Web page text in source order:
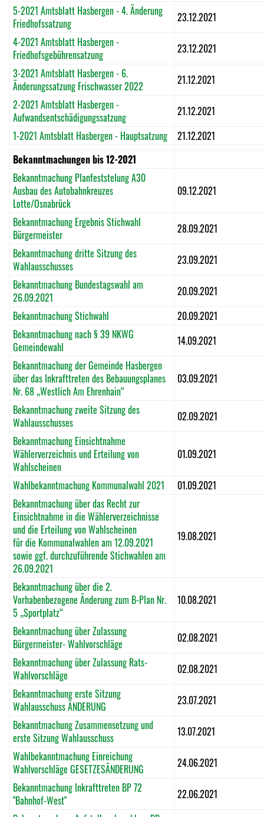
5-2021 Amtsblatt Hasbergen - 4. Änderung
Friedhofssatzung
23.12.2021
4-2021 Amtsblatt Hasbergen -
Friedhofsgebührensatzung
23.12.2021
3-2021 Amtsblatt Hasbergen - 6.
Änderungssatzung Frischwasser 2022
21.12.2021
2-2021 Amtsblatt Hasbergen -
Aufwandsentschädigungssatzung
21.12.2021
1-2021 Amtsblatt Hasbergen - Hauptsatzung
21.12.2021
Bekanntmachungen bis 12-2021
Bekanntmachung Planfeststelung A30
Ausbau des Autobahnkreuzes
Lotte/Osnabrück
09.12.2021
Bekanntmachung Ergebnis Stichwahl
Bürgermeister
28.09.2021
Bekanntmachung dritte Sitzung des
Wahlausschusses
23.09.2021
Bekanntmachung Bundestagswahl am
26.09.2021
20.09.2021
Bekanntmachung Stichwahl
20.09.2021
Bekanntmachung nach § 39 NKWG
Gemeindewahl
14.09.2021
Bekanntmachung der Gemeinde Hasbergen
über das Inkrafttreten des Bebauungsplanes
Nr. 68 „Westlich Am Ehrenhain“
03.09.2021
Bekanntmachung zweite Sitzung des
Wahlausschusses
02.09.2021
Bekanntmachung Einsichtnahme
Wählerverzeichnis und Erteilung von
Wahlscheinen
01.09.2021
Wahlbekanntmachung Kommunalwahl 2021
01.09.2021
Bekanntmachung über das Recht zur
Einsichtnahme in die Wählerverzeichnisse
und die Erteilung von Wahlscheinen
für die Kommunalwahlen am 12.09.2021
sowie ggf. durchzuführende Stichwahlen am
26.09.2021
19.08.2021
Bekanntmachung über die 2.
Vorhabenbezogene Änderung zum B-Plan Nr.
5 „Sportplatz“
10.08.2021
Bekanntmachung über Zulassung
Bürgermeister- Wahlvorschläge
02.08.2021
Bekanntmachung über Zulassung Rats-
Wahlvorschläge
02.08.2021
Bekanntmachung erste Sitzung
Wahlausschuss ÄNDERUNG
23.07.2021
Bekanntmachung Zusammensetzung und
erste Sitzung Wahlausschuss
13.07.2021
Wahlbekanntmachung Einreichung
Wahlvorschläge GESETZESÄNDERUNG
24.06.2021
Bekanntmachung Inkrafttreten BP 72
"Bahnhof-West"
22.06.2021